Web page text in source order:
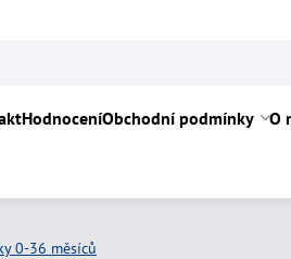
HodnoceníObchodní podmínky O
0-36 měsíců